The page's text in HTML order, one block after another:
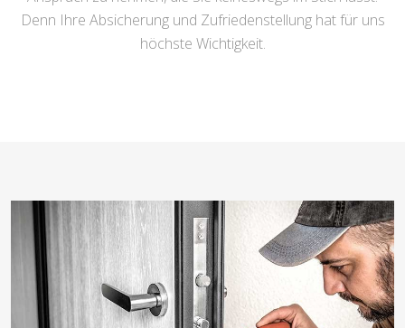
Denn Ihre Absicherung und Zufriedenstellung hat für uns
höchste Wichtigkeit.